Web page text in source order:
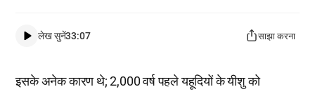
लेख सुनें33:07 साझा करना
इसके अनेक कारण थे; 2,000 वर्ष पहले यहूदियों के यीशु को